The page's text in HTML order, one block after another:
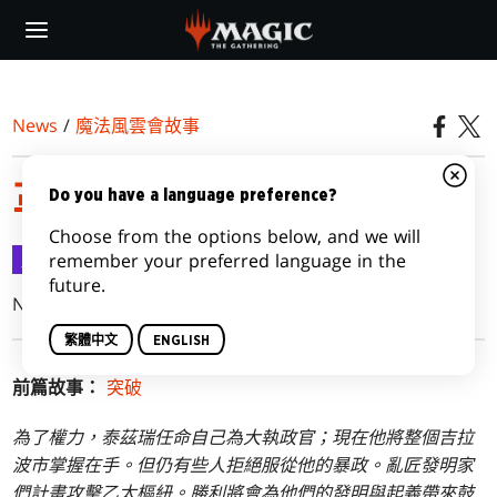
main
News / 魔法風雲會故事
革命開始
魔法風雲會故事 2017-01-03
Nik Davidson, Kelly Digges, and Kimberly J. Kreines
前篇故事： 突破
為了權力，泰茲瑞任命自己為大執政官；現在他將整個吉拉
波市掌握在手。但仍有些人拒絕服從他的暴政。亂匠發明家
Do you have a language preference?
Choose from the options below, and we will
remember your preferred language in the
future.
繁體中文 ENGLISH